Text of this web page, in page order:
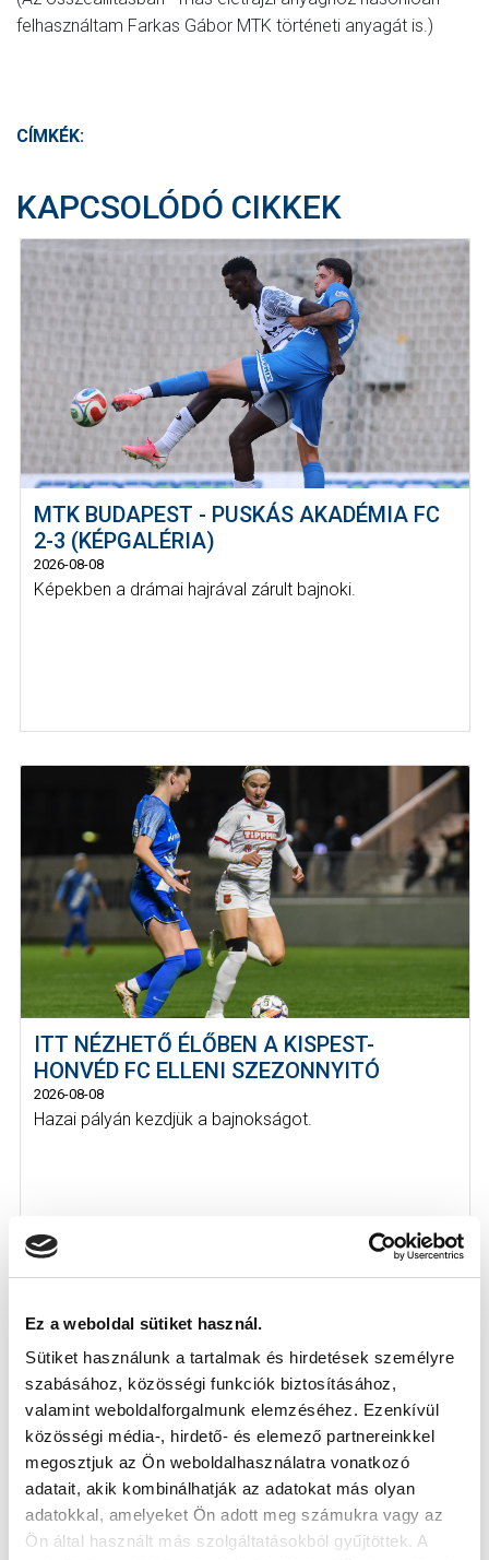
Ez a weboldal sütiket használ.
Sütiket használunk a tartalmak és hirdetések személyre
szabásához, közösségi funkciók biztosításához,
valamint weboldalforgalmunk elemzéséhez. Ezenkívül
közösségi média-, hirdető- és elemező partnereinkkel
megosztjuk az Ön weboldalhasználatra vonatkozó
adatait, akik kombinálhatják az adatokat más olyan
adatokkal, amelyeket Ön adott meg számukra vagy az
Ön által használt más szolgáltatásokból gyűjtöttek. A
felhasználtam Farkas Gábor MTK történeti anyagát is.)
CÍMKÉK:
KAPCSOLÓDÓ CIKKEK
MTK BUDAPEST - PUSKÁS AKADÉMIA FC
2-3 (KÉPGALÉRIA)
2026-08-08
Képekben a drámai hajrával zárult bajnoki.
ITT NÉZHETŐ ÉLŐBEN A KISPEST-
HONVÉD FC ELLENI SZEZONNYITÓ
2026-08-08
Hazai pályán kezdjük a bajnokságot.